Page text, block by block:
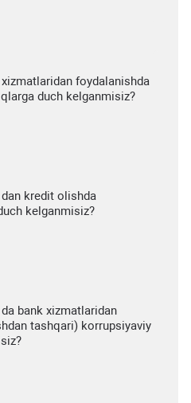
foydalanishda
duch kelganmisiz?
kredit olishda
kelganmisiz?
bank xizmatlaridan
tashqari) korrupsiyaviy